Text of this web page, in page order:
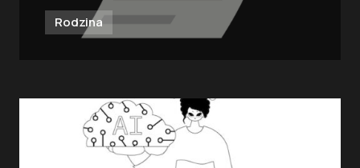
Rodzina